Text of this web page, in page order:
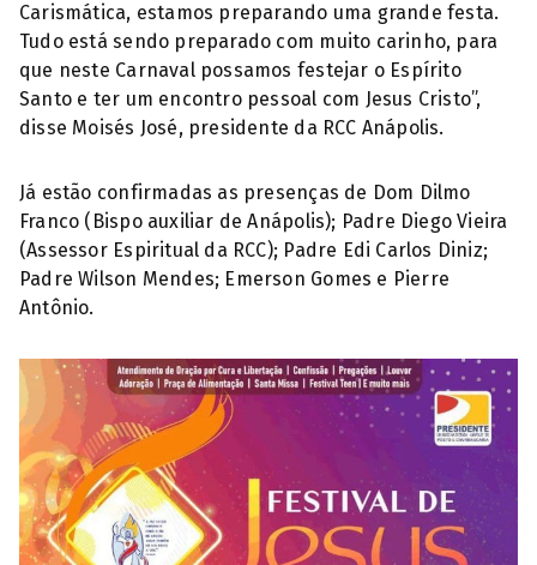
Carismática, estamos preparando uma grande festa.
Tudo está sendo preparado com muito carinho, para
que neste Carnaval possamos festejar o Espírito
Santo e ter um encontro pessoal com Jesus Cristo”,
disse Moisés José, presidente da RCC Anápolis.
Já estão confirmadas as presenças de Dom Dilmo
Franco (Bispo auxiliar de Anápolis); Padre Diego Vieira
(Assessor Espiritual da RCC); Padre Edi Carlos Diniz;
Padre Wilson Mendes; Emerson Gomes e Pierre
Antônio.